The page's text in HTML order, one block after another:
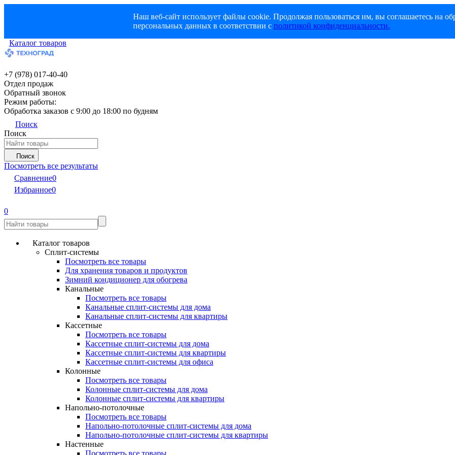
Наш веб-сайт использует файлы cookie. Продолжая пользоваться им, вы соглашаетесь на
персональных данных в соответствии с политикой конфиденциальности.
Каталог товаров
+7 (978) 017-40-40
Отдел продаж
Обратный звонок
Режим работы:
Обработка заказов с 9:00 до 18:00 по будням
Поиск
Поиск
Поиск
Посмотреть все результаты
Сравнение0
Избранное0
0
Каталог товаров
Сплит-системы
Посмотреть все товары
Для хранения товаров и продуктов
Зимний кондиционер для обогрева
Канальные
Посмотреть все товары
Канальные сплит-системы для дома
Канальные сплит-системы для квартиры
Кассетные
Посмотреть все товары
Кассетные сплит-системы для дома
Кассетные сплит-системы для квартиры
Кассетные сплит-системы для офиса
Колонные
Посмотреть все товары
Колонные сплит-системы для дома
Колонные сплит-системы для квартиры
Напольно-потолочные
Посмотреть все товары
Напольно-потолочные сплит-системы для дома
Напольно-потолочные сплит-системы для квартиры
Настенные
Посмотреть все товары